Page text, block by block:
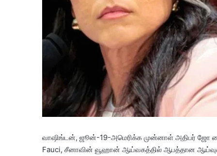
வாஷிங்டன், ஜூன்-19-அமெரிக்க முன்னாள் அதிபர் ஜோ
Fauci, சீனாவின் வூஹான் ஆய்வகத்தில் ஆபத்தான